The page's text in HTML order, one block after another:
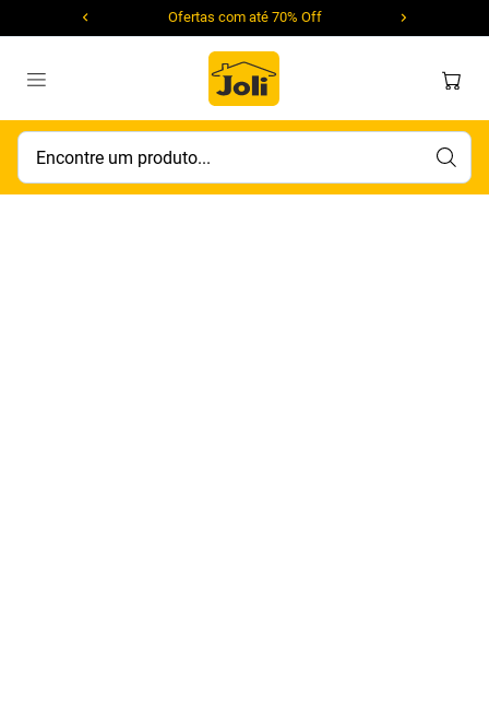
Ofertas com até 70% Off
Encontre um produto...